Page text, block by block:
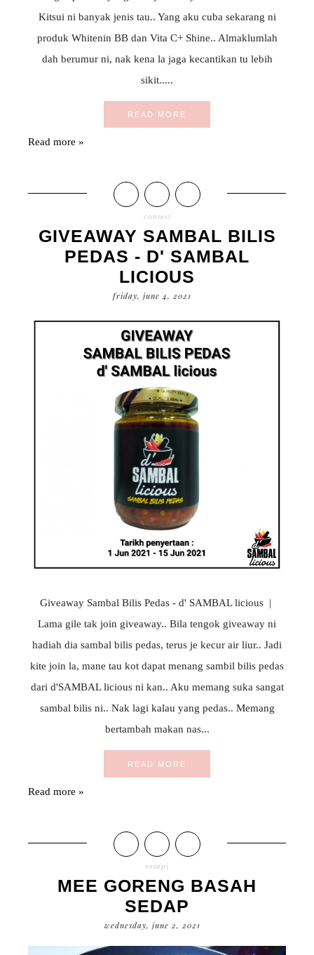
Kitsui ni banyak jenis tau.. Yang aku cuba sekarang ni
produk Whitenin BB dan Vita C+ Shine.. Almaklumlah
dah berumur ni, nak kena la jaga kecantikan tu lebih
sikit.....
READ MORE
Read more »
contest
GIVEAWAY SAMBAL BILIS
PEDAS - D' SAMBAL
LICIOUS
friday, june 4, 2021
Giveaway Sambal Bilis Pedas - d' SAMBAL licious |
Lama gile tak join giveaway.. Bila tengok giveaway ni
hadiah dia sambal bilis pedas, terus je kecur air liur.. Jadi
kite join la, mane tau kot dapat menang sambil bilis pedas
dari d'SAMBAL licious ni kan.. Aku memang suka sangat
sambal bilis ni.. Nak lagi kalau yang pedas.. Memang
bertambah makan nas...
READ MORE
Read more »
resepi
MEE GORENG BASAH
SEDAP
wednesday, june 2, 2021